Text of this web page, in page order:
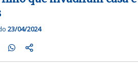
23/04/2024